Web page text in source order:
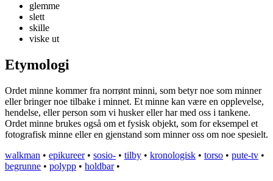
glemme
slett
skille
viske ut
Etymologi
Ordet minne kommer fra norrønt minni, som betyr noe som minner
eller bringer noe tilbake i minnet. Et minne kan være en opplevelse,
hendelse, eller person som vi husker eller har med oss i tankene.
Ordet minne brukes også om et fysisk objekt, som for eksempel et
fotografisk minne eller en gjenstand som minner oss om noe spesielt.
walkman • epikureer• sosio- • tilby • kronologisk • torso • pute-tv •
begrunne • polypp • holdbar•